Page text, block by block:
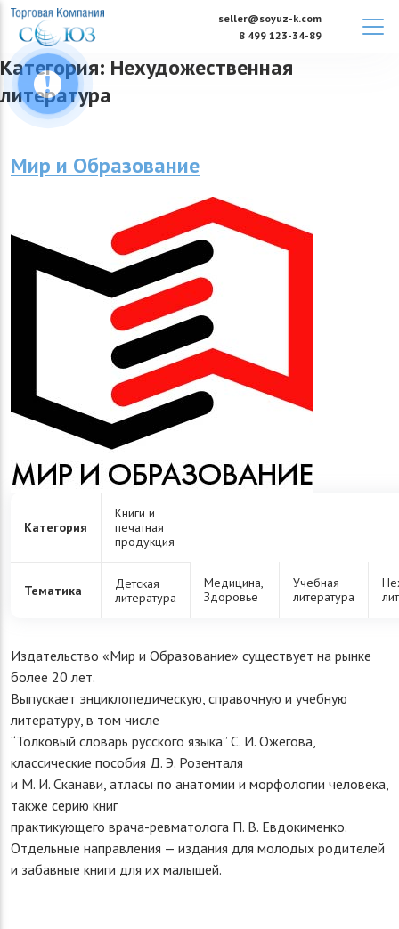
Skip
content
seller@soyuz-k.com
8 499 123-34-89
Категория: Нехудожественная
литература
Мир и Образование
Категория
Книги и
печатная
продукция
Тематика
Детская
литература
Медицина,
Здоровье
Учебная
литература
Издательство «Мир и Образование» существует на рынке
более 20 лет.
Выпускает энциклопедическую, справочную и учебную
литературу, в том числе
“Толковый словарь русского языка” С. И. Ожегова,
классические пособия Д. Э. Розенталя
и М. И. Сканави, атласы по анатомии и морфологии человека,
также серию книг
практикующего врача-ревматолога П. В. Евдокименко.
Отдельные направления — издания для молодых родителей
и забавные книги для их малышей.